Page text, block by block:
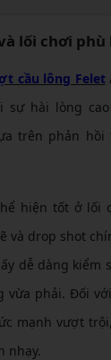
lối chơi phù
cầu lông Felet
sự hài lòng
trên phản hồi
hiện tốt ở lối
và drop shot
dễ dàng kiểm
vừa phải. Đối
mạnh vượt
nhạy.